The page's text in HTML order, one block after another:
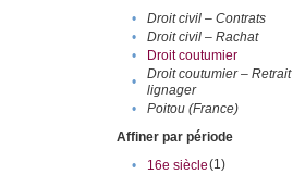
•
Droit civil – Contrats
•
Droit civil – Rachat
•
Droit coutumier
•
Droit coutumier – Retrait
lignager
• Poitou (France)
Affiner par période
•
16e siècle(1)